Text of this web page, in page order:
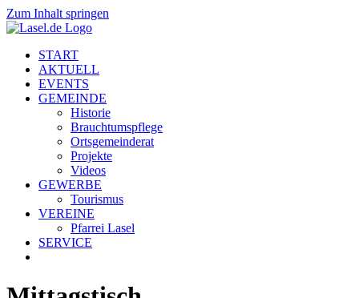
Zum Inhalt springen
START
AKTUELL
EVENTS
GEMEINDE
Historie
Brauchtumspflege
Ortsgemeinderat
Projekte
Videos
GEWERBE
Tourismus
VEREINE
Pfarrei Lasel
SERVICE